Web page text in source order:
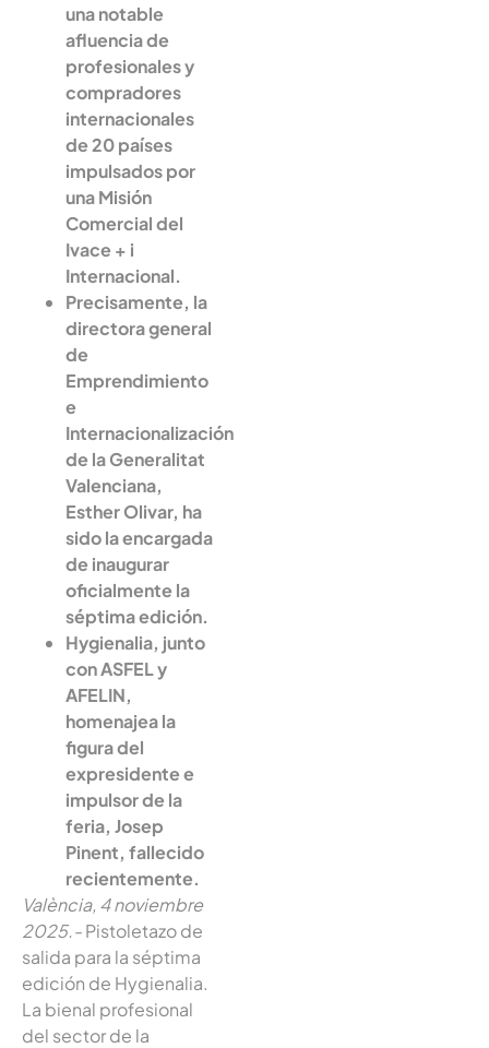
una notable
afluencia de
profesionales y
compradores
internacionales
de 20 países
impulsados por
una Misión
Comercial del
Ivace + i
Internacional.
Precisamente, la
directora general
de
Emprendimiento
e
Internacionalización
de la Generalitat
Valenciana,
Esther Olivar, ha
sido la encargada
de inaugurar
oficialmente la
séptima edición.
Hygienalia, junto
con ASFEL y
AFELIN,
homenajea la
figura del
expresidente e
impulsor de la
feria, Josep
Pinent, fallecido
recientemente.
València, 4 noviembre
2025.-Pistoletazo de
salida para la séptima
edición de Hygienalia.
La bienal profesional
del sector de la